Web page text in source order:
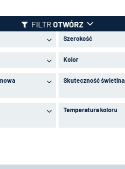
FILTR OTWÓRZ
Szerokość
Kolor
Skuteczność świetlna
Temperatura koloru